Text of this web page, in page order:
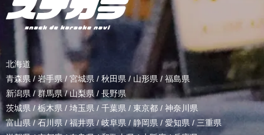
北海道
青森県 / 岩手県/ 宮城県 / 秋田県 / 山形県/ 福島県
新潟県 /群馬県/山梨県 / 長野県
茨城県 / 栃木県 / 埼玉県 / 千葉県 / 東京都 / 神奈川県
富山県 /石川県/福井県/岐阜県 / 静岡県 / 愛知県 / 三重県